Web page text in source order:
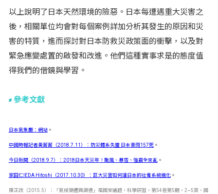
以上說明了日本天然環境的險惡。日本每遭遇重大災害之
後，相關單位均會對每個案例詳加分析其發生的原因和災
害的特質，進而探討對日本防救災政策面的衝擊，以及對
緊急應變處置的啟發和改進。他們這種實事求是的態度值
得我們的借鏡與學習。
參考文獻
日本氣象廳：網站。
中國時報記者黃菁菁（2018.7.11）：防災體系失靈 日本豪雨157死。
今日新聞（2018.9.7）：2018日本天災年！颱風、暴雪、強震全來亂。
家田仁IEDA Hitoshi（2017.10.30）：巨大災害如何讓日本的社會系統進化。
陳正改（2015.5）：「氣候變遷與調適」是國安議題，科學研習，第54卷第5期，2~5頁，國